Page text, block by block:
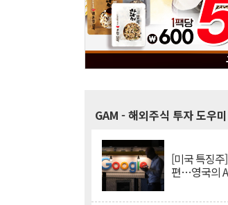
GAM - 해외주식 투자 도우미
[미국 특징
편…영국의